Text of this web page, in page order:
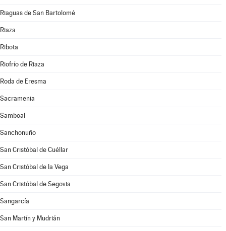
Riaguas de San Bartolomé
Riaza
Ribota
Riofrío de Riaza
Roda de Eresma
Sacramenia
Samboal
Sanchonuño
San Cristóbal de Cuéllar
San Cristóbal de la Vega
San Cristóbal de Segovia
Sangarcía
San Martín y Mudrián